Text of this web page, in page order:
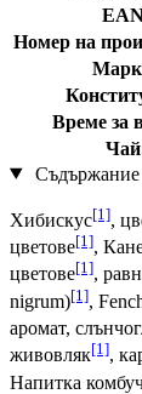
Номер на
Време за
Съдържание
Хибискус[1],
цветове[1],
цветове[1],
nigrum)[1],
аромат,
живовляк[1],
Напитка